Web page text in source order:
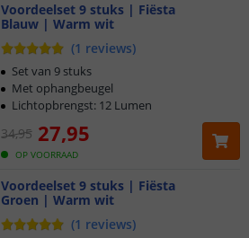
Voordeelset 9 stuks | Fiësta
Blauw | Warm wit
(1 reviews)
OP VOORRAAD
34,95 27,95
Set van 9 stuks
Met ophangbeugel
Lichtopbrengst: 12 Lumen
Voordeelset 9 stuks | Fiësta
Groen | Warm wit
(1 reviews)